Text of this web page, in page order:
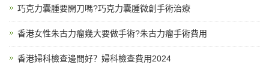
巧克力囊腫要開刀嗎?巧克力囊腫微創手術治療
香港女性朱古力瘤幾大要做手術?朱古力瘤手術費用
香港婦科檢查邊間好？婦科檢查費用2024